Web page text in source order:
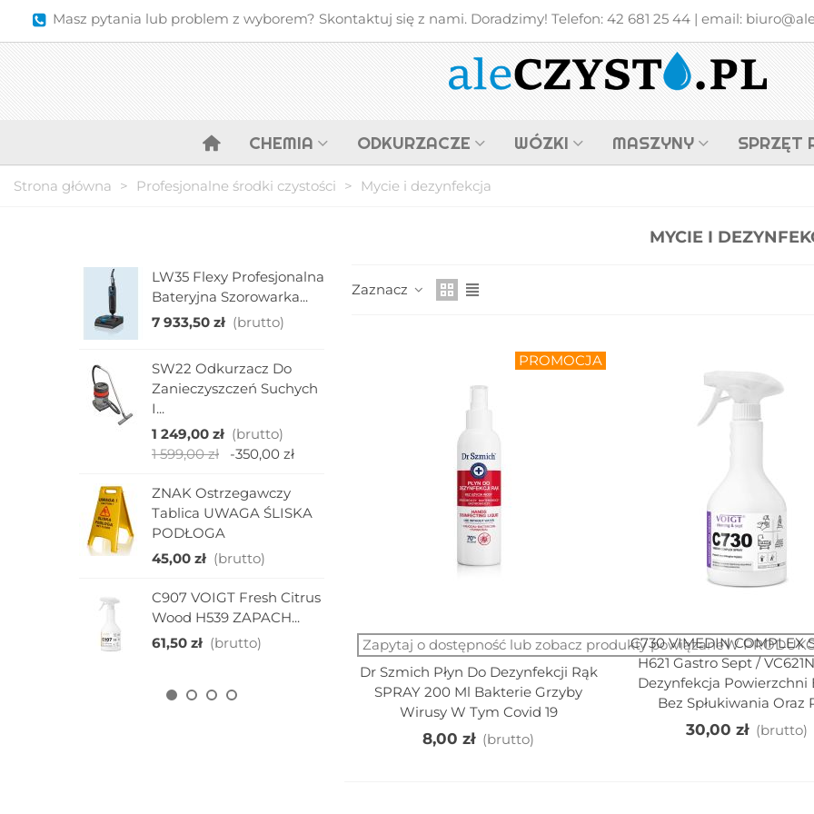
Masz pytania lub problem z wyborem? Skontaktuj się z nami. Doradzimy! Telefon: 42 681 25 44 | email:
CHEMIA ODKURZACZE WÓZKI MASZYNY SPRZĘT
Strona główna > Profesjonalne środki czystości > Mycie i dezynfekcja
LW35 Flexy Profesjonalna
Bateryjna Szorowarka...
7 933,50 zł (brutto)
SW22 Odkurzacz Do
Zanieczyszczeń Suchych
I...
1 249,00 zł (brutto)
1 599,00 zł
-350,00 zł
ZNAK Ostrzegawczy
Tablica UWAGA ŚLISKA
PODŁOGA
45,00 zł (brutto)
C907 VOIGT Fresh Citrus
Wood H539 ZAPACH...
61,50 zł (brutto)
MM4 Multimatic
Kompaktowy Wózek Do
EM4 SRK21 ECO-Matic
Profesjonalny Wózek...
1 380,00 zł
EM3 SRK16 SRK21 ECO-
Matic Profesjonalny
1 650,00 zł (brutto)
Wózek Wiadro 20L Z
150,00 zł (brutto)
Wózek Dwuwiaderkowy
2x17L Ze Stelażem Na
VOIGT VC440 SMELPOL
Neutralny
Antybakteryjny...
(brutto)
Zbierak Do Okien TTS
55cm -...
58,00 zł (brutto)
MYCIE I
Zaznacz
PROMOCJA
Szybki Podgląd
Zapytaj o dostępność lub zobacz produkty powiązaneW
Dr Szmich Płyn Do Dezynfekcji Rąk
SPRAY 200 Ml Bakterie Grzyby
Wirusy W Tym Covid 19
8,00 zł (brutto)
Dodaj Do Koszyka
C730 VIMEDIN COMPLEX
H621 Gastro Sept /
Dezynfekcja Powierzchni
Bez Spłukiwania Oraz
30,00 zł (brutto)